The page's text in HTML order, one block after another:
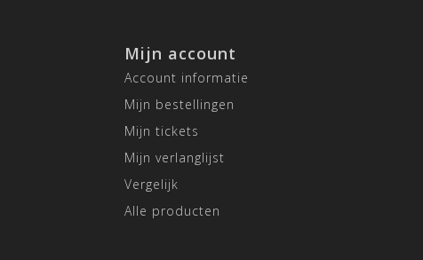
Mijn account
Account informatie
Mijn bestellingen
Mijn tickets
Mijn verlanglijst
Vergelijk
Alle producten